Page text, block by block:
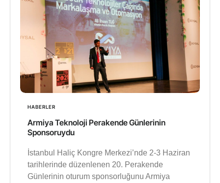
HABERLER
Armiya Teknoloji Perakende Günlerinin
Sponsoruydu
İstanbul Haliç Kongre Merkezi’nde 2-3 Haziran
tarihlerinde düzenlenen 20. Perakende
Günlerinin oturum sponsorluğunu Armiya